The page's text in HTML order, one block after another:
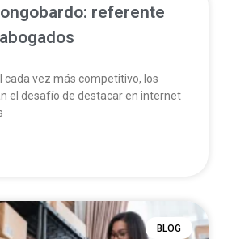
referente
cada vez más competitivo, los
el desafío de destacar en internet
BLOG